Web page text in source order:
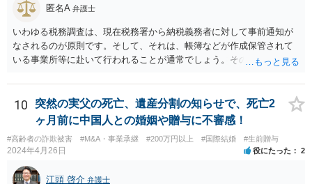
匿名A 弁護士
いわゆる税務調査は、現在税務署から納税義務者に対して事前通知が
なされるのが原則です。そして、それは、帳簿などが作成保管されて
いる事業所等に赴いて行われることが通常でしょう。その場合、当然
税務署からの行政指導の一環として調査・質問に応じて、何らかの対
応をしたのでしょうか。それであれば、場合によっては税理士限りで
の対応はありえるかもしれません。ただそうすると、もともとの申告
の不備の是正ということになるので、報酬が発生するものかどうかと
いう問題はあるかも知れません。 あらためて、問い合わせをした方が
よいかもしれません。
10
突然の実父の死亡、遺産分割の知らせで、死亡2
ヶ月前に中国人との婚姻や贈与に不審感！
#高齢者の詐欺被害 #M&A・事業承継 #200万円以上 #国際結婚 #生前贈与
2024年4月26日 役にたった 2
江頭 啓介 弁護士